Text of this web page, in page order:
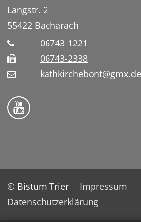
Langstr. 2
55422 Bacharach
06743-1221
06743-2338
kathkirchebont@gmx.de
Folge uns auf YouTube
© Bistum Trier
Impressum
Datenschutzerklärung